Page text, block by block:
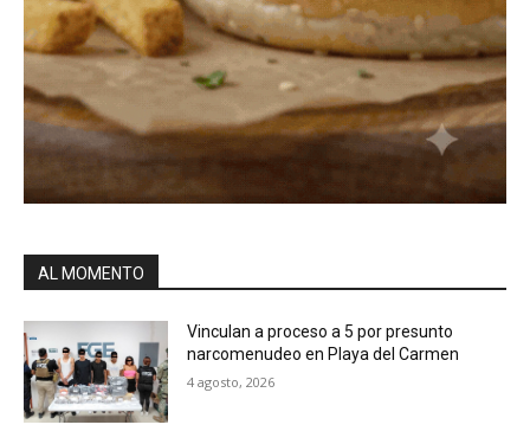
AL MOMENTO
Vinculan a proceso a 5 por presunto
narcomenudeo en Playa del Carmen
4 agosto, 2026